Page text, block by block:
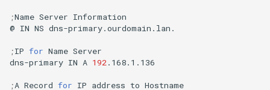
;Name Server Information
@ IN NS dns-primary.ourdomain.lan.
;IP for Name Server
dns-primary IN A 192 .168.1.136
;A Record for IP address to Hostname